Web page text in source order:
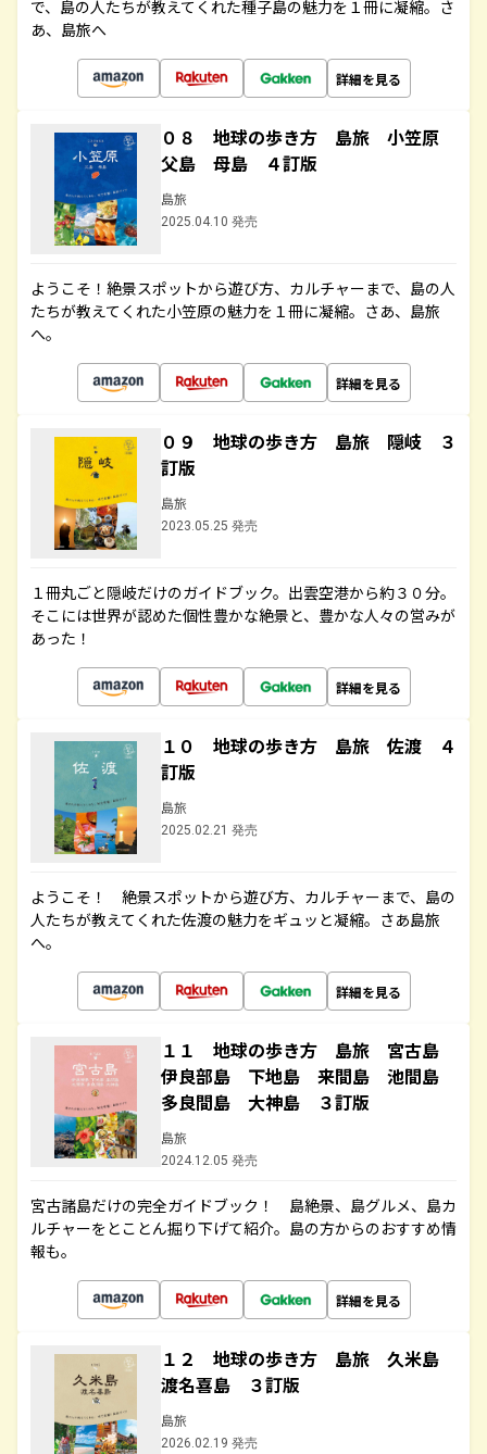
で、島の人たちが教えてくれた種子島の魅力を１冊に凝縮。さ
あ、島旅へ
詳細を見る
０８ 地球の歩き方 島旅 小笠原
父島 母島 ４訂版
島旅
2025.04.10 発売
ようこそ！絶景スポットから遊び方、カルチャーまで、島の人
たちが教えてくれた小笠原の魅力を１冊に凝縮。さあ、島旅
へ。
詳細を見る
０９ 地球の歩き方 島旅 隠岐 ３
訂版
島旅
2023.05.25 発売
１冊丸ごと隠岐だけのガイドブック。出雲空港から約３０分。
そこには世界が認めた個性豊かな絶景と、豊かな人々の営みが
あった！
詳細を見る
１０ 地球の歩き方 島旅 佐渡 ４
訂版
島旅
2025.02.21 発売
ようこそ！ 絶景スポットから遊び方、カルチャーまで、島の
人たちが教えてくれた佐渡の魅力をギュッと凝縮。さあ島旅
へ。
詳細を見る
１１ 地球の歩き方 島旅 宮古島
伊良部島 下地島 来間島 池間島
多良間島 大神島 ３訂版
島旅
2024.12.05 発売
宮古諸島だけの完全ガイドブック！ 島絶景、島グルメ、島カ
ルチャーをとことん掘り下げて紹介。島の方からのおすすめ情
報も。
詳細を見る
１２ 地球の歩き方 島旅 久米島
渡名喜島 ３訂版
島旅
2026.02.19 発売